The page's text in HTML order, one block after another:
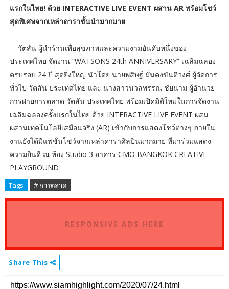
แรกในไทย! ด้วย INTERACTIVE LIVE EVENT ผสาน AR พร้อมโชว์
สุดพิเศษจากเหล่าดาราชั้นนำมากมาย
วัตสัน ผู้นำร้านเพื่อสุขภาพและความงามอันดับหนึ่งของ
ประเทศไทย จัดงาน “WATSONS 24th ANNIVERSARY” เฉลิมฉลอง
ครบรอบ 24 ปี สุดยิ่งใหญ่ นำโดย นายพสิษฐ์ มั่นคงขันติวงศ์ ผู้จัดการ
ทั่วไป วัตสัน ประเทศไทย และ นางสาวนวลพรรณ ชัยนาม ผู้อำนวย
การฝ่ายการตลาด วัตสัน ประเทศไทย พร้อมเปิดมิติใหม่ในการจัดงาน
เฉลิมฉลองครั้งแรกในไทย ด้วย INTERACTIVE LIVE EVENT ผสม
ผสานเทคโนโลยีเสมือนจริง (AR) เข้ากับการแสดงโชว์ต่างๆ ภายใน
งานยังได้มีแฟชั่นโชว์จากเหล่าดาราศิลปินมากมาย ที่มาร่วมแสดง
ความยินดี ณ ห้อง Studio 3 อาคาร CMO BANGKOK CREATIVE
PLAYGROUND
Tags # การตลาด
RESPONSIVE ADS HERE
Share This